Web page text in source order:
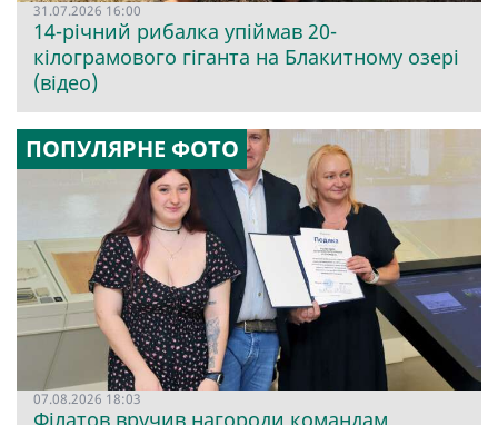
31.07.2026 16:00
14-річний рибалка упіймав 20-
кілограмового гіганта на Блакитному озері
(відео)
ПОПУЛЯРНЕ ФОТО
07.08.2026 18:03
Філатов вручив нагороди командам